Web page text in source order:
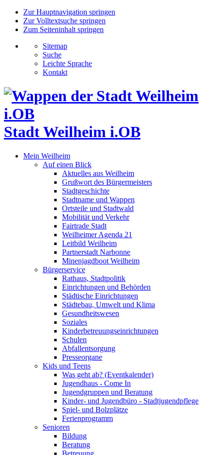
Zur Hauptnavigation springen
Zur Volltextsuche springen
Zum Seiteninhalt springen
Sitemap
Suche
Leichte Sprache
Kontakt
Stadt Weilheim i.OB
Mein Weilheim
Auf einen Blick
Aktuelles aus Weilheim
Grußwort des Bürgermeisters
Stadtgeschichte
Stadtname und Wappen
Ortsteile und Stadtwald
Mobilität und Verkehr
Fairtrade Stadt
Weilheimer Agenda 21
Leitbild Weilheim
Partnerstadt Narbonne
Minenjagdboot Weilheim
Bürgerservice
Rathaus, Stadtpolitik
Einrichtungen und Behörden
Städtische Einrichtungen
Städtebau, Umwelt und Klima
Gesundheitswesen
Soziales
Kinderbetreuungseinrichtungen
Schulen
Abfallentsorgung
Presseorgane
Kids und Teens
Was geht ab? (Eventkalender)
Jugendhaus - Come In
Jugendgruppen und Beratung
Kinder- und Jugendbüro - Stadtjugendpflege
Spiel- und Bolzplätze
Ferienprogramm
Senioren
Bildung
Beratung
Betreuung